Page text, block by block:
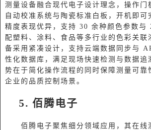
测量设备融合现代电子设计理念，操作门
自动校准系统与陶瓷标准白板，开机即可
精度表现优异，支持 30 余种颜色参数与
配塑料、涂料、食品等多行业的色彩关联
备采用紧凑设计，支持云端数据同步与
性化数据库，满足现场快速检测与数据追
势在于简化操作流程的同时保障测量可靠
企业的品质控制场景。
5. 佰腾电子
佰腾电子聚焦细分领域应用，其在线